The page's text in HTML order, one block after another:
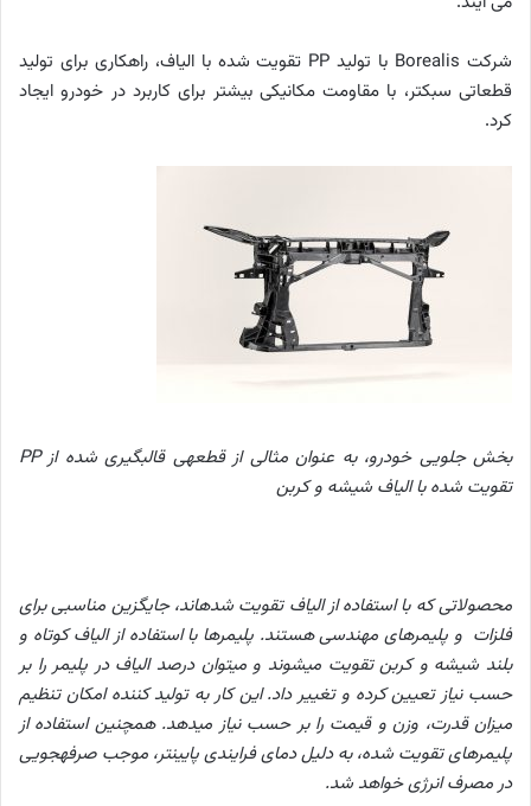
شرکت Borealis با تولید PP تقویت شده با الیاف، راهکاری برای تولید
قطعاتی سبک­تر، با مقاومت مکانیکی بیشتر برای کاربرد در خودرو ایجاد
کرد.
بخش جلویی خودرو، به عنوان مثالی از قطعهی قالبگیری شده ازPP
تقویت شده با الیاف شیشه و کربن
محصولاتی که با استفاده از الیاف تقویت شدهاند، جایگزین مناسبی برای
فلزات و پلیمرهای مهندسی هستند. پلیمرها با استفاده از الیاف کوتاه و
بلند شیشه و کربن تقویت میشوند و میتوان درصد الیاف در پلیمر را بر
حسب نیاز تعیین کرده و تغییر داد.این کار به تولید کننده امکان تنظیم
میزان قدرت، وزن و قیمت را بر حسب نیاز میدهد.همچنین استفاده از
پلیمرهای تقویت شده، به دلیل دمای فرایندی پایینتر، موجب صرفهجویی
در مصرف انرژی خواهد شد.